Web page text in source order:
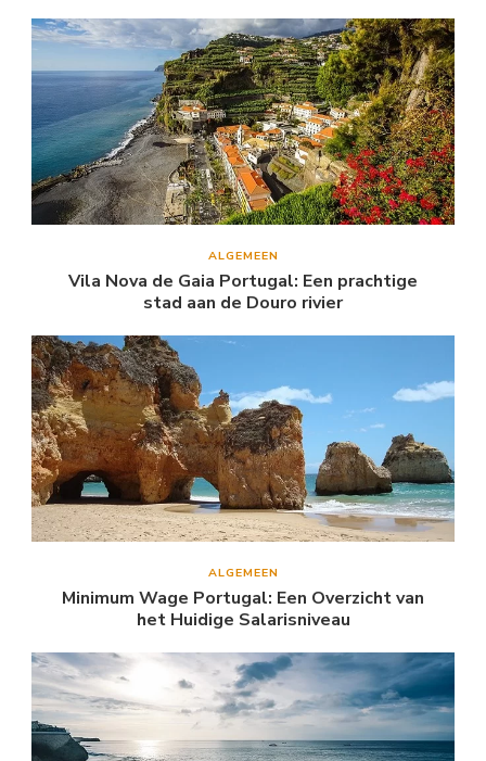
ALGEMEEN
Vila Nova de Gaia Portugal: Een prachtige
stad aan de Douro rivier
ALGEMEEN
Minimum Wage Portugal: Een Overzicht van
het Huidige Salarisniveau